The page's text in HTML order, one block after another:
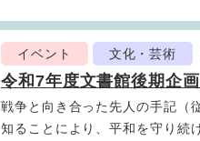
イベント 文化・芸術
令和7年度文書館後期企
戦争と向き合った先人の手記（
知ることにより、平和を守り続